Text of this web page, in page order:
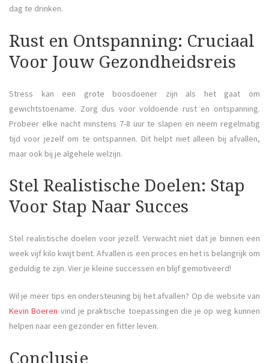
dag te drinken.
Rust en Ontspanning: Cruciaal
Voor Jouw Gezondheidsreis
Stress kan een grote boosdoener zijn als het gaat om
gewichtstoename. Zorg dus voor voldoende rust en ontspanning.
Probeer elke nacht minstens 7-8 uur te slapen en neem regelmatig
tijd voor jezelf om te ontspannen. Dit helpt niet alleen bij afvallen,
maar ook bij je algehele welzijn.
Stel Realistische Doelen: Stap
Voor Stap Naar Succes
Stel realistische doelen voor jezelf. Verwacht niet dat je binnen een
week vijf kilo kwijt bent. Afvallen is een proces en het is belangrijk om
geduldig te zijn. Vier je kleine successen en blijf gemotiveerd!
Wil je meer tips en ondersteuning bij het afvallen? Op de website van
Kevin Boeren vind je praktische toepassingen die je op weg kunnen
helpen naar een gezonder en fitter leven.
Conclusie